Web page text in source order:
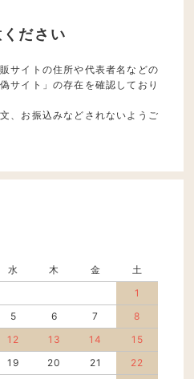
ださい
サイトの住所や代表者名などの
サイト」の存在を確認しており
、お振込みなどされないようご
水 木 金
土
1
5 6 7
8
12 13 14
15
19 20 21
22